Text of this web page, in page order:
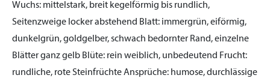
Wuchs: mittelstark, breit kegelförmig bis rundlich,
Seitenzweige locker abstehend Blatt: immergrün, eiförmig,
dunkelgrün, goldgelber, schwach bedornter Rand, einzelne
Blätter ganz gelb Blüte: rein weiblich, unbedeutend Frucht:
rundliche, rote SteinfrüchteAnsprüche: humose, durchlässige